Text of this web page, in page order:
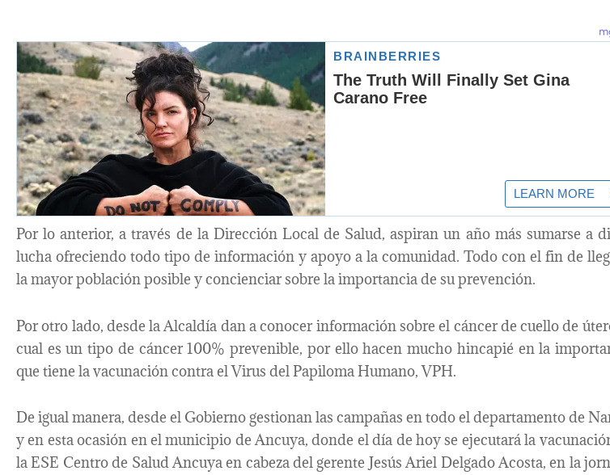
Por lo anterior, a través de la Dirección Local de Salud, aspiran un año más sumarse a
lucha ofreciendo todo tipo de información y apoyo a la comunidad. Todo con el fin de
la mayor población posible y concienciar sobre la importancia de su prevención.
Por otro lado, desde la Alcaldía dan a conocer información sobre el cáncer de cuello de
cual es un tipo de cáncer 100% prevenible, por ello hacen mucho hincapié en la
que tiene la vacunación contra el Virus del Papiloma Humano, VPH.
De igual manera, desde el Gobierno gestionan las campañas en todo el departamento de
y en esta ocasión en el municipio de Ancuya, donde el día de hoy se ejecutará la
la ESE Centro de Salud Ancuya en cabeza del gerente Jesús Ariel Delgado Acosta, en la